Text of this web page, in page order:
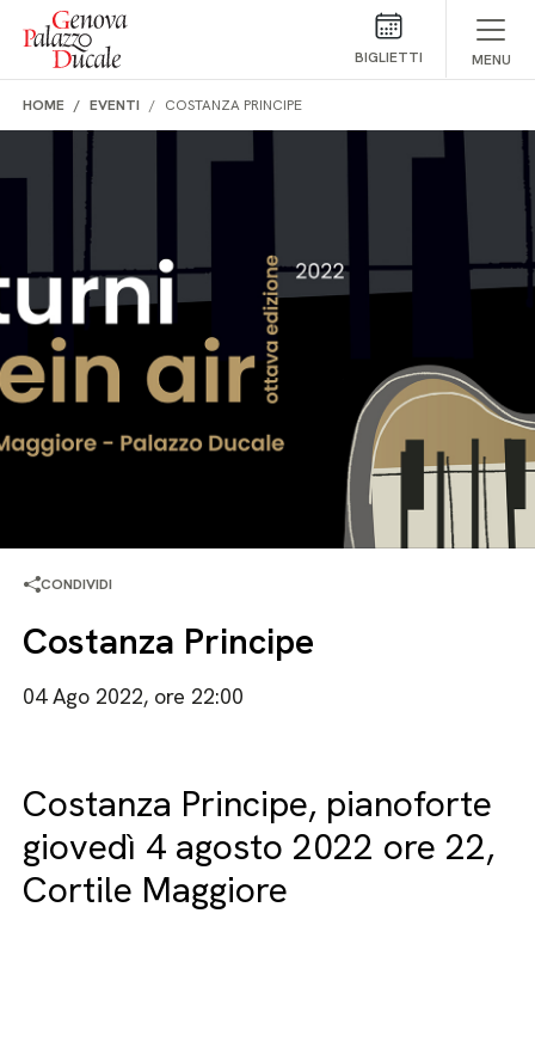
Salta al contenuto
BIGLIETTI MENU
HOME EVENTI COSTANZA PRINCIPE
CONDIVIDI
Costanza Principe
04 Ago 2022, ore 22:00
Costanza Principe, pianoforte
giovedì 4 agosto 2022 ore 22,
Cortile Maggiore